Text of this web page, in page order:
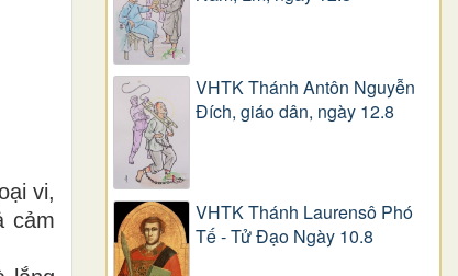
vi,
cảm
VHTK Thánh Antôn Nguyễn
Ðích, giáo dân, ngày 12.8
VHTK Thánh Laurensô Phó
Tế - Tử Đạo Ngày 10.8